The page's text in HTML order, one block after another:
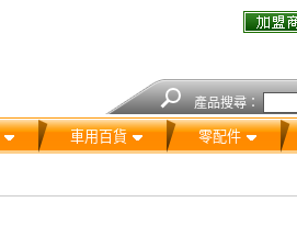
產品搜尋：
車用百貨 零配件